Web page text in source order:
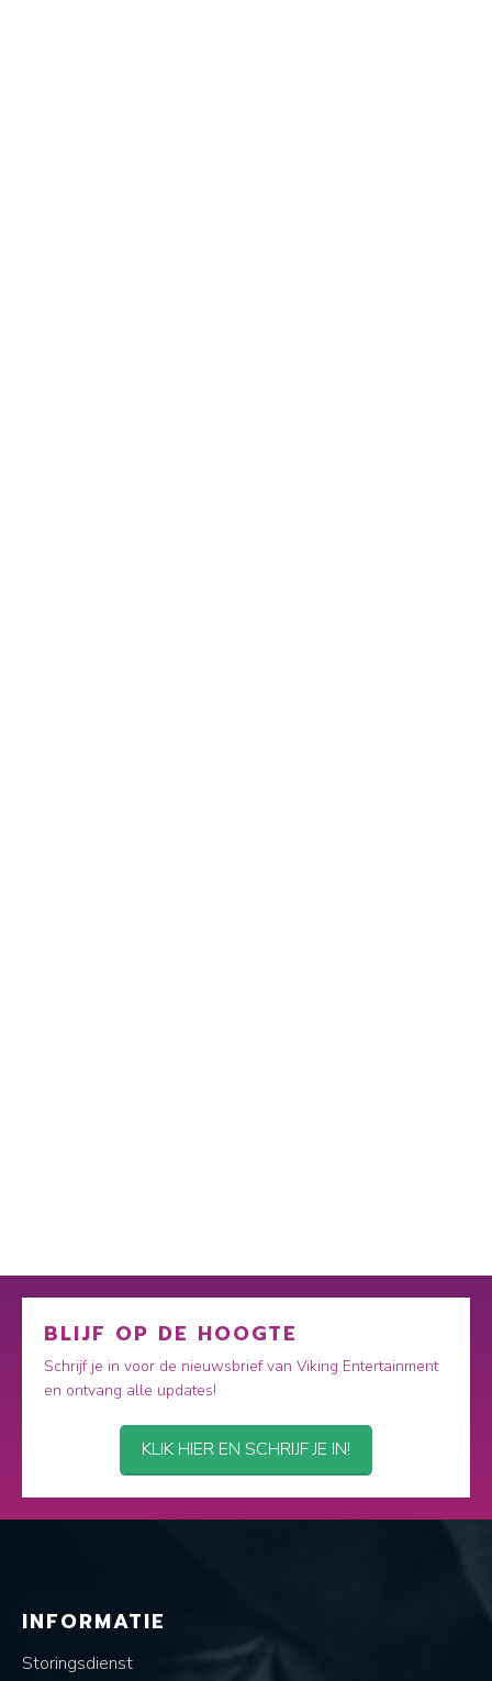
BLIJF OP DE HOOGTE
Schrijf je in voor de nieuwsbrief van Viking Entertainment
en ontvang alle updates!
KLIK HIER EN SCHRIJF JE IN!
INFORMATIE
Storingsdienst